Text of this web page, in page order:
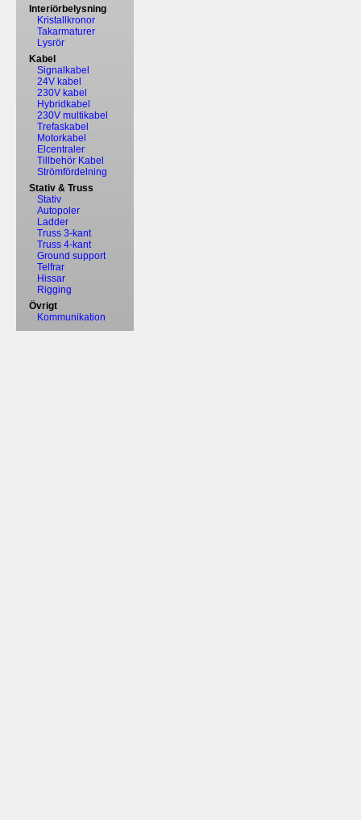
Interiörbelysning
Kristallkronor
Takarmaturer
Lysrör
Kabel
Signalkabel
24V kabel
230V kabel
Hybridkabel
230V multikabel
Trefaskabel
Motorkabel
Elcentraler
Tillbehör Kabel
Strömfördelning
Stativ & Truss
Stativ
Autopoler
Ladder
Truss 3-kant
Truss 4-kant
Ground support
Telfrar
Hissar
Rigging
Övrigt
Kommunikation